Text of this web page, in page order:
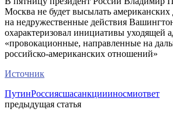
Москва не будет высылать американских
на недружественные действия
охарактеризовал инициативы уходящей
«провокационные, направленные на
российско-американских отношений»
Источник
ПутинРоссиясшасанкциииносмиответ
предыдущая статья